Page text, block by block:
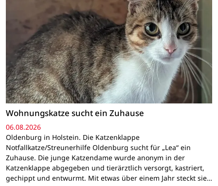
Wohnungskatze sucht ein Zuhause
06.08.2026
Oldenburg in Holstein. Die Katzenklappe
Notfallkatze/Streunerhilfe Oldenburg sucht für „Lea“ ein
Zuhause. Die junge Katzendame wurde anonym in der
Katzenklappe abgegeben und tierärztlich versorgt, kastriert,
gechippt und entwurmt. Mit etwas über einem Jahr steckt sie…